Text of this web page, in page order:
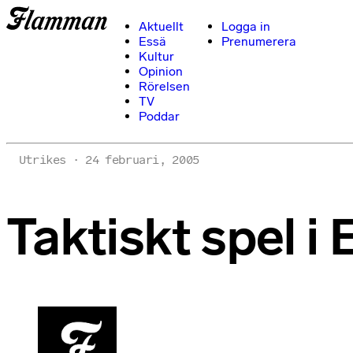
Aktuellt
Essä
Kultur
Opinion
Rörelsen
TV
Poddar
Logga in
Prenumerera
Utrikes 24 februari, 2005
Taktiskt spel i